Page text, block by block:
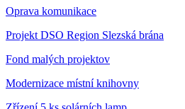
Oprava komunikace
Projekt DSO Region Slezská brána
Fond malých projektov
Modernizace místní knihovny